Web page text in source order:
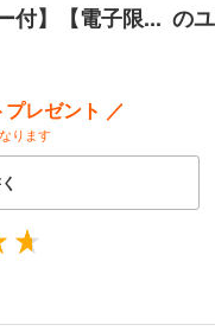
付】【電子限... のユ
レゼント ／
ります